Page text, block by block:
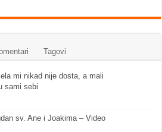
Tagovi
mi nikad nije dosta, a mali
sami sebi
sv. Ane i Joakima – Video